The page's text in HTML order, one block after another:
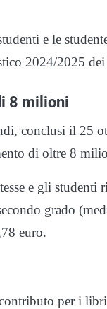
e le
2024/2025
8 milioni
conclusi il 25
di oltre 8
e gli
grado
euro.
per i